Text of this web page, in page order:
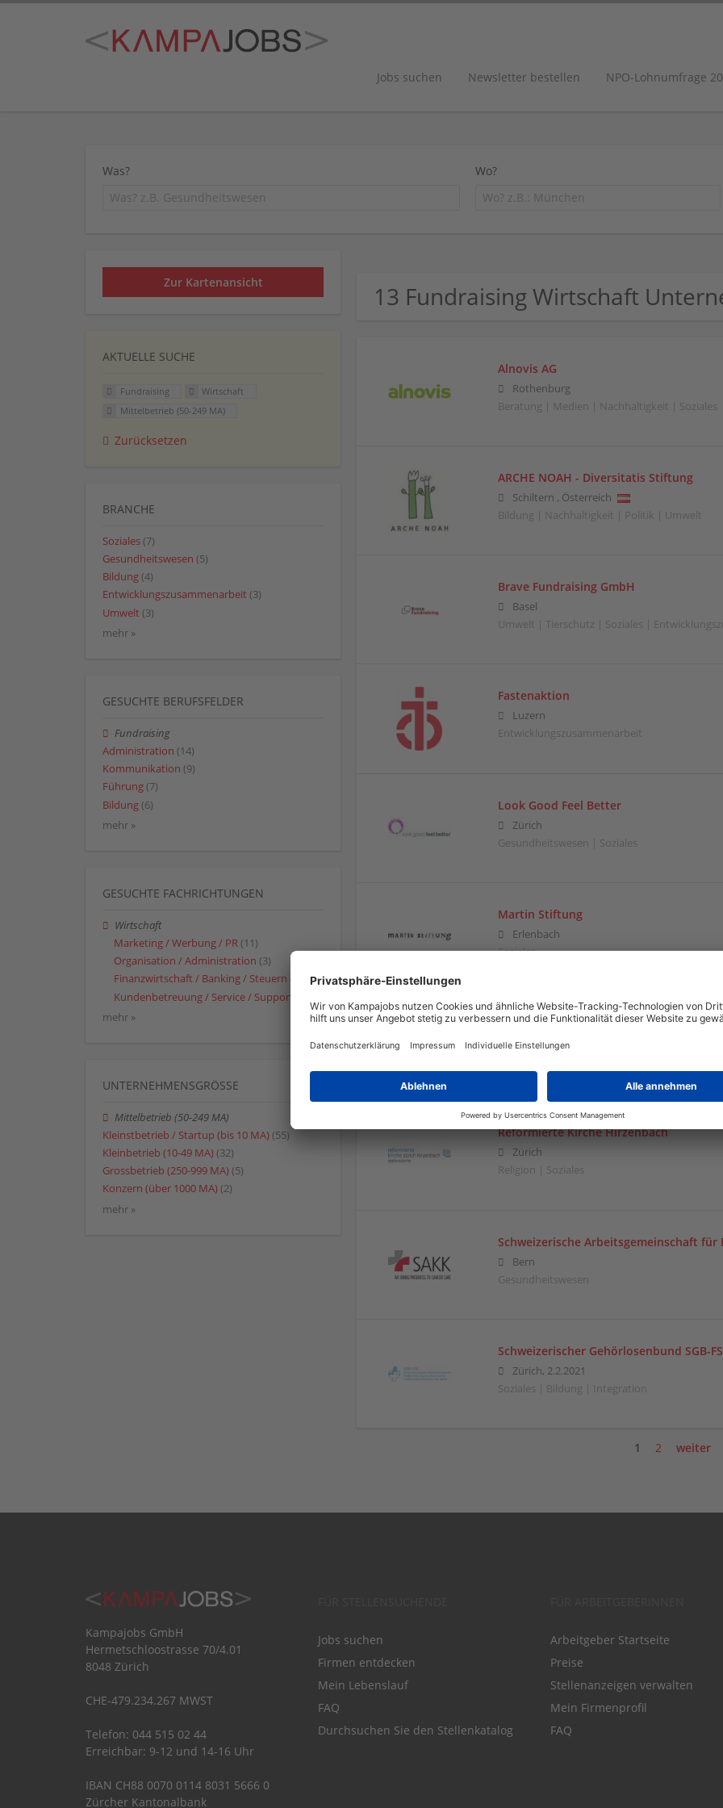
Jobs suchen Newsletter bestellen NPO-Lohnumfrage
Was? Wo?
13 Fundraising Wirtschaft
Alnovis AG
Rothenburg
Beratung | Medien | Nachhaltigkeit | Soziales
ARCHE NOAH - Diversitatis Stiftung
Schiltern , Österreich
Bildung | Nachhaltigkeit | Politik | Umwelt
Brave Fundraising GmbH
Basel
Umwelt | Tierschutz | Soziales |
Fastenaktion
Luzern
Entwicklungszusammenarbeit
Look Good Feel Better
Zürich
Gesundheitswesen | Soziales
Martin Stiftung
Erlenbach
Soziales
Mission 21
Basel
Bildung | Entwicklungszusammenarbeit |
Reformierte Kirche Hirzenbach
Zürich
Religion | Soziales
Schweizerische Arbeitsgemeinschaft für
Bern
Gesundheitswesen
Schweizerischer Gehörlosenbund SGB-
Zürich, 2.2.2021
Soziales | Bildung | Integration
1 2 weiter
Zur Kartenansicht
AKTUELLE SUCHE
Fundraising
Wirtschaft
Mittelbetrieb (50-249 MA)
Zurücksetzen
BRANCHE
Soziales (7)
Gesundheitswesen (5)
Bildung (4)
Entwicklungszusammenarbeit (3)
Umwelt (3)
mehr »
GESUCHTE BERUFSFELDER
Fundraising
Administration (14)
Kommunikation (9)
Führung (7)
Bildung (6)
mehr »
GESUCHTE FACHRICHTUNGEN
Wirtschaft
Marketing / Werbung / PR (11)
Organisation / Administration (3)
Finanzwirtschaft / Banking / Steuern
Kundenbetreuung / Service / Support
mehr »
UNTERNEHMENSGRÖSSE
Mittelbetrieb (50-249 MA)
Kleinstbetrieb / Startup (bis 10 MA) (55)
Kleinbetrieb (10-49 MA) (32)
Grossbetrieb (250-999 MA) (5)
Konzern (über 1000 MA) (2)
mehr »
Kampajobs GmbH
Hermetschloostrasse 70/4.01
8048 Zürich
CHE-479.234.267 MWST
Telefon: 044 515 02 44
Erreichbar: 9-12 und 14-16 Uhr
IBAN CH88 0070 0114 8031 5666 0
Zürcher Kantonalbank
Jobs suchen
Firmen entdecken
Mein Lebenslauf
FAQ
Durchsuchen Sie den Stellenkatalog
Arbeitgeber Startseite
Preise
Stellenanzeigen verwalten
Mein Firmenprofil
FAQ